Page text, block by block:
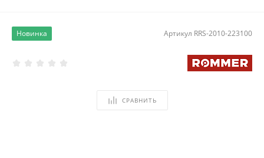
Новинка Артикул RRS-2010-223100
СРАВНИТЬ